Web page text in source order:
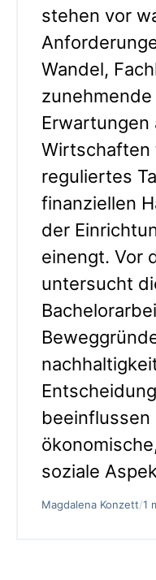
stehen vor
Wandel,
Erwartungen
Wirtschaften
reguliertes
finanziellen
der
einengt. Vor
untersucht
beeinflussen
soziale
Magdalena Konzett/1